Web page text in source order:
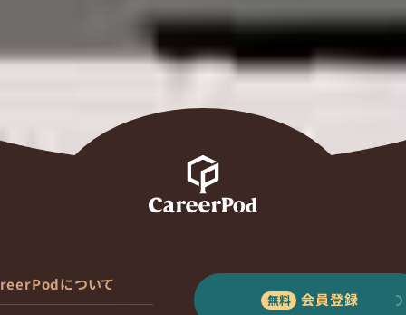
について
会員登録